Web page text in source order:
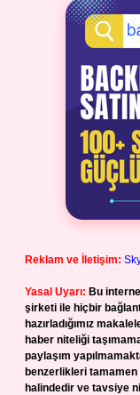
Reklam ve İletişim:
Yasal Uyarı: Bu
şirketi ile hiçbir
hazırladığımız
haber niteliği
paylaşım
benzerlikleri
halindedir ve tavsiye